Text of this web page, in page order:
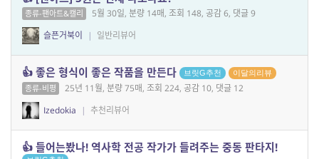
종류-팬아트&캘리
5월 30일, 분량 14매, 조회 148, 공감 6, 댓글 9
슬픈거북이
| 일반리뷰어
👍 좋은 형식이 좋은 작품을 만든다 브릿G추천 이달의리뷰
종류-비평
25년 11월, 분량 75매, 조회 224, 공감 10, 댓글 12
Izedokia
| 추천리뷰어
👍 들어는봤나! 역사학 전공 작가가 들려주는 중동 판타지!